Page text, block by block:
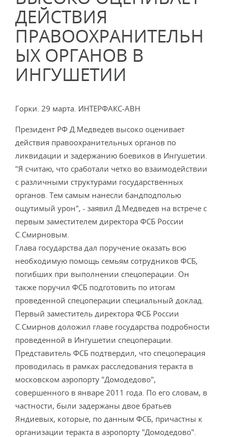
ДЕЙСТВИЯ
ПРАВООХРАНИТЕЛЬН
ЫХ ОРГАНОВ В
ИНГУШЕТИИ
Горки. 29 марта. ИНТЕРФАКС-АВН
Президент РФ Д.Медведев высоко оценивает
действия правоохранительных органов по
ликвидации и задержанию боевиков в Ингушетии.
"Я считаю, что сработали четко во взаимодействии
с различными структурами государственных
органов. Тем самым нанесли бандподполью
ощутимый урон", - заявил Д.Медведев на встрече с
первым заместителем директора ФСБ России
С.Смирновым.
Глава государства дал поручение оказать всю
необходимую помощь семьям сотрудников ФСБ,
погибших при выполнении спецоперации. Он
также поручил ФСБ подготовить по итогам
проведенной спецоперации специальный доклад.
Первый заместитель директора ФСБ России
С.Смирнов доложил главе государства подробности
проведенной в Ингушетии спецоперации.
Представитель ФСБ подтвердил, что спецоперация
проводилась в рамках расследования теракта в
московском аэропорту "Домодедово",
совершенного в январе 2011 года. По его словам, в
частности, были задержаны двое братьев
Яндиевых, которые, по данным ФСБ, причастны к
организации теракта в аэропорту "Домодедово".